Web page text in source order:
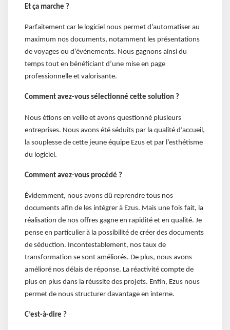
Et ça marche ?
Parfaitement car le logiciel nous permet d’automatiser au
maximum nos documents, notamment les présentations
de voyages ou d’événements. Nous gagnons ainsi du
temps tout en bénéficiant d’une mise en page
professionnelle et valorisante.
Comment avez-vous sélectionné cette solution ?
Nous étions en veille et avons questionné plusieurs
entreprises. Nous avons été séduits par la qualité d’accueil,
la souplesse de cette jeune équipe Ezus et par l’esthétisme
du logiciel.
Comment avez-vous procédé ?
Évidemment, nous avons dû reprendre tous nos
documents afin de les intégrer à Ezus. Mais une fois fait, la
réalisation de nos offres gagne en rapidité et en qualité. Je
pense en particulier à la possibilité de créer des documents
de séduction. Incontestablement, nos taux de
transformation se sont améliorés. De plus, nous avons
amélioré nos délais de réponse. La réactivité compte de
plus en plus dans la réussite des projets. Enfin, Ezus nous
permet de nous structurer davantage en interne.
C’est-à-dire ?